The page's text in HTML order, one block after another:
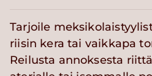
Tarjoile
riisin kera tai vaikkapa
Reilusta annoksesta